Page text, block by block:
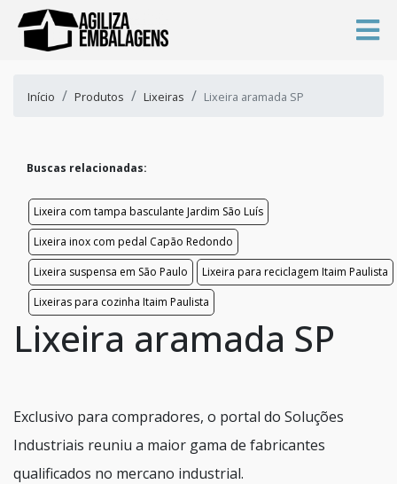
Início Produtos Lixeiras Lixeira aramada SP
Buscas relacionadas:
Lixeira com tampa basculante Jardim São Luís
Lixeira inox com pedal Capão Redondo
Lixeira suspensa em São Paulo
Lixeira para reciclagem Itaim Paulista
Lixeiras para cozinha Itaim Paulista
Lixeira aramada SP
Exclusivo para compradores, o portal do Soluções
Industriais reuniu a maior gama de fabricantes
qualificados no mercano industrial.